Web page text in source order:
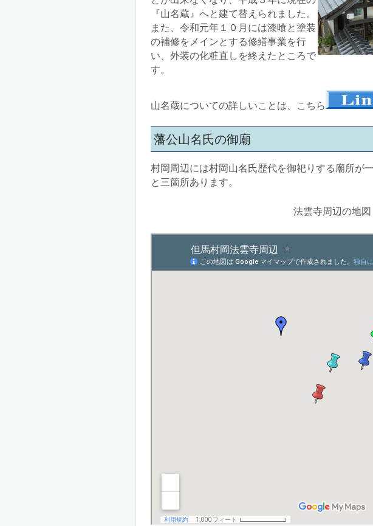
『山名蔵』へと建て替えられました。
また、令和元年１０月には漆喰と塗装
の補修をメインとする修繕事業を行
い、外装の化粧直しを終えたところで
す。
山名蔵についての詳しいことは、こちら
藩公山名氏の御廟
村岡周辺には村岡山名氏歴代を御祀りする廟所が
と三箇所あります。
法雲寺周辺の地図